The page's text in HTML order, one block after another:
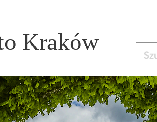
Kraków